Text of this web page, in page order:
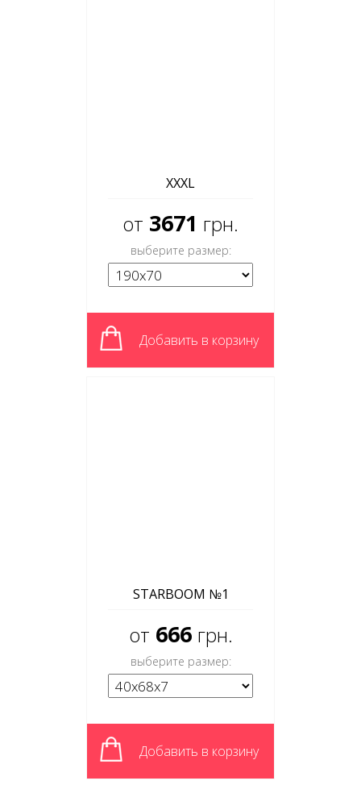
XXXL
от 3671 грн.
выберите размер:
Добавить в корзину
STARBOOM №1
от 666 грн.
выберите размер:
Добавить в корзину